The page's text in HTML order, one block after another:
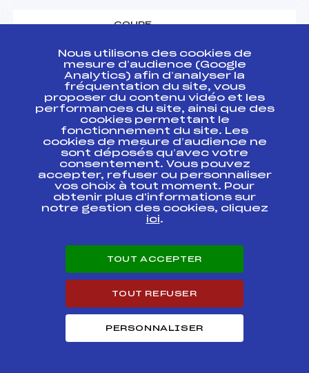
COUPE
NORDIQUE HS140-
10Km
FIS0360.FFS
COUPE
CONTINENTALE
COMBINE
NORDIQUE HS140-
10Km
FFS
FIS0359.FFS
CONTINENTALE
COMBINE
NORDIQUE HS140-
5Km
FFS
FIS0357
COMBINE
NORDIQUE HS100-
FFS
FIS0358.FFS
COUPE
COMBINE
NORDIQUE HS100-
10Km
FFS
Nous utilisons des cookies de
mesure d’audience (Google
Analytics) afin d’analyser la
fréquentation du site, vous
proposer du contenu vidéo et les
performances du site, ainsi que des
cookies permettant le
fonctionnement du site. Les
cookies de mesure d’audience ne
sont déposés qu’avec votre
consentement. Vous pouvez
accepter, refuser ou personnaliser
vos choix à tout moment. Pour
obtenir plus d'informations sur
notre gestion des cookies, cliquez
ici.
TOUT ACCEPTER
TOUT REFUSER
PERSONNALISER